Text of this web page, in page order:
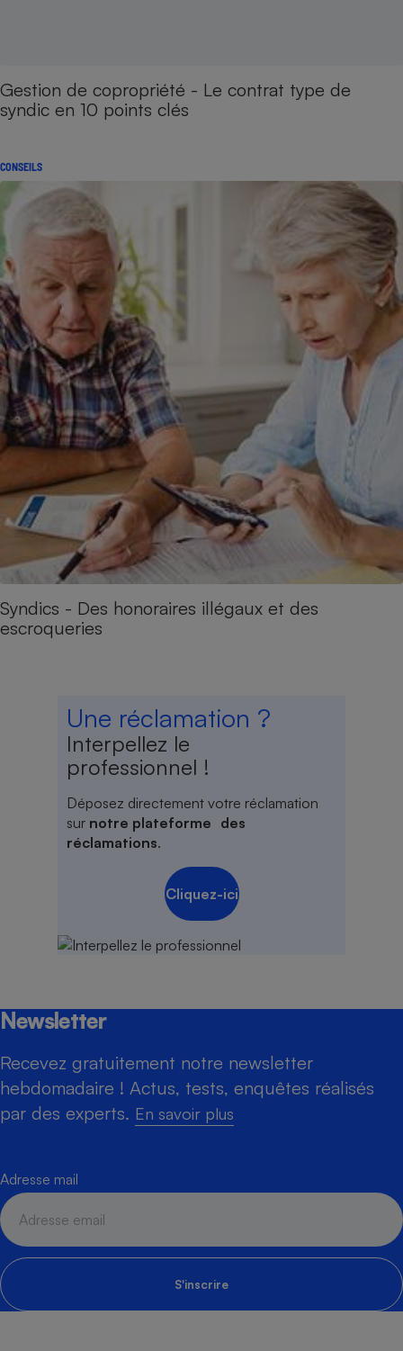
Gestion de copropriété - Le contrat type de
syndic en 10 points clés
CONSEILS
Syndics - Des honoraires illégaux et des
escroqueries
Une réclamation ?
Interpellez le
professionnel !
Déposez directement votre réclamation
sur notre plateforme des
réclamations.
Cliquez-ici
Newsletter
Recevez gratuitement notre newsletter
hebdomadaire ! Actus, tests, enquêtes réalisés
par des experts. En savoir plus
Adresse mail
S'inscrire